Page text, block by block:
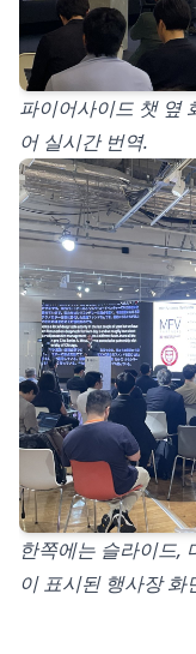
파이어사이드 챗 옆
어 실시간 번역.
한쪽에는 슬라이드,
이 표시된 행사장 화